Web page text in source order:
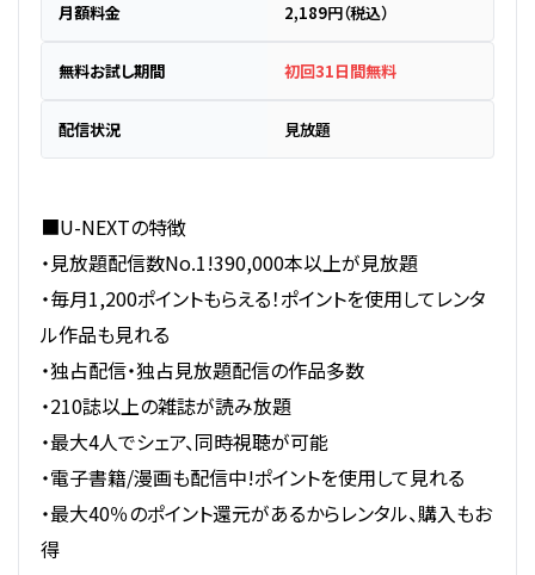
月額料金 2,189円（税込）
無料お試し期間 初回31日間無料
配信状況 見放題
■U-NEXTの特徴
・見放題配信数No.1!390,000本以上が見放題
・毎月1,200ポイントもらえる！ポイントを使用してレンタ
ル作品も見れる
・独占配信・独占見放題配信の作品多数
・210誌以上の雑誌が読み放題
・最大4人でシェア、同時視聴が可能
・電子書籍/漫画も配信中!ポイントを使用して見れる
・最大40％のポイント還元があるからレンタル、購入もお
得